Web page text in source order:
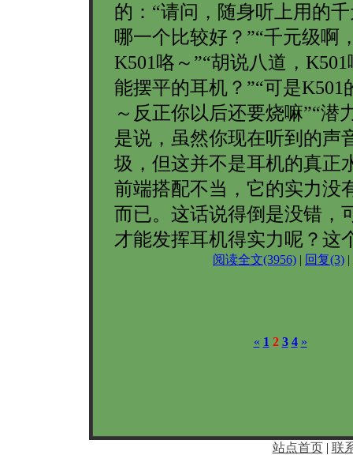
的：“请问，随身听上用的
哪一个比较好？”“千元级啊
K501咯～”“胡说八道，
能摆平的耳机？”“可是K501
～反正你以后还要烧嘛”“潜
是说，虽然你现在听到的声
圾，但这并不是耳机的真正
前端搭配不当，它的实力没
而已。这话说得倒是没错，
才能发挥耳机得实力呢？
阅读全文(3956) | 回复(3) |
« 1 2 3 4 »
站点首页| 联